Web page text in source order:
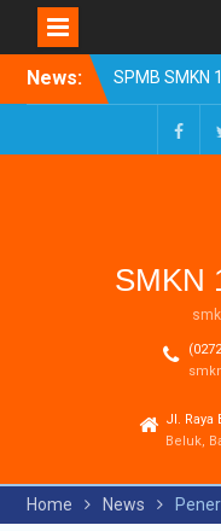
News:
SPMB SMKN
Tahun
Resmi Dibuka
Tahun Ajaran
Realisasi
Reguler
SMKN
Jl. Raya
Beluk,
Home News